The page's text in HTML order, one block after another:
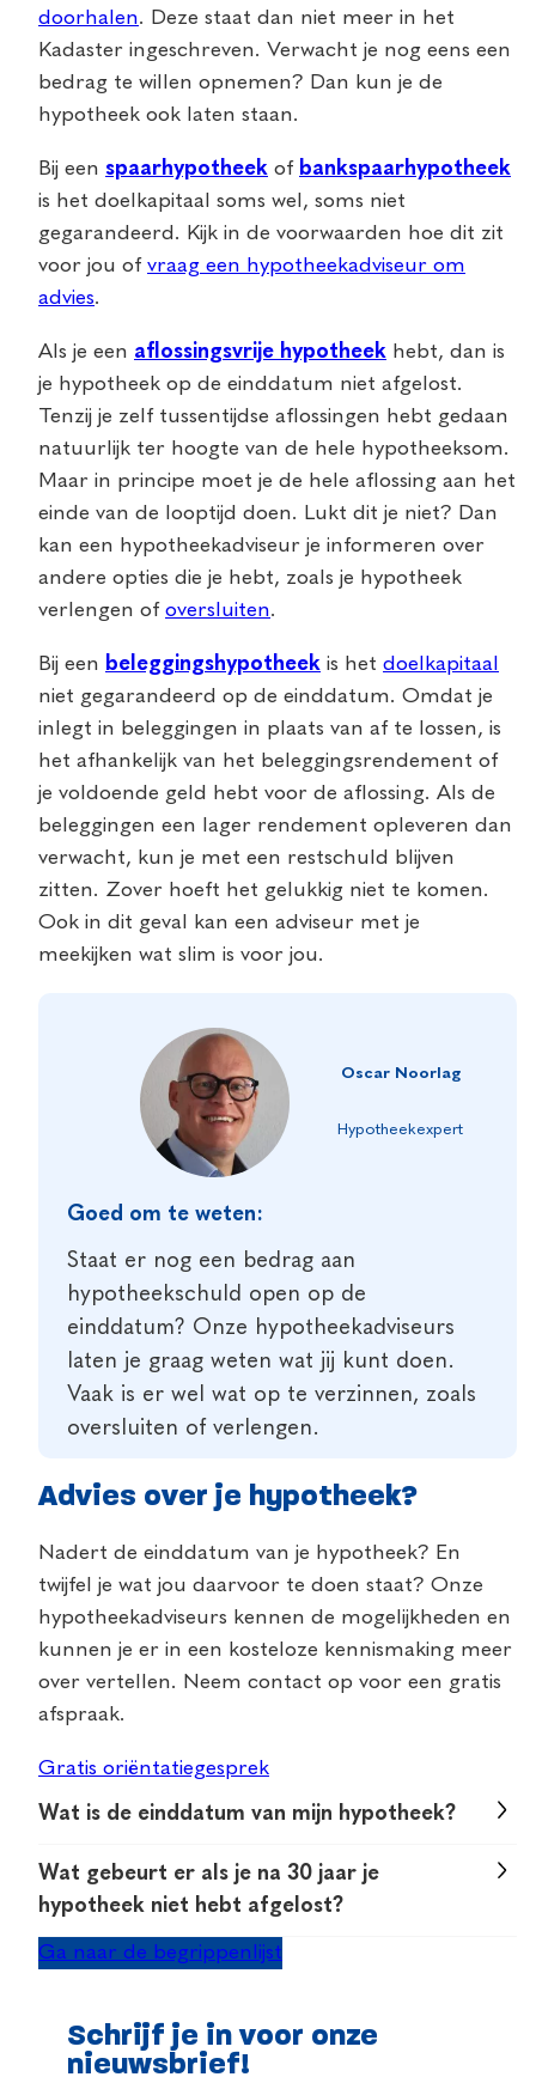
doorhalen. Deze staat dan niet meer in het
Kadaster ingeschreven. Verwacht je nog eens een
bedrag te willen opnemen? Dan kun je de
hypotheek ook laten staan.
Bij een spaarhypotheek of bankspaarhypotheek
is het doelkapitaal soms wel, soms niet
gegarandeerd. Kijk in de voorwaarden hoe dit zit
voor jou of vraag een hypotheekadviseur om
advies.
Als je een aflossingsvrije hypotheek hebt, dan is
je hypotheek op de einddatum niet afgelost.
Tenzij je zelf tussentijdse aflossingen hebt gedaan
natuurlijk ter hoogte van de hele hypotheeksom.
Maar in principe moet je de hele aflossing aan het
einde van de looptijd doen. Lukt dit je niet? Dan
kan een hypotheekadviseur je informeren over
andere opties die je hebt, zoals je hypotheek
verlengen of oversluiten.
Bij een beleggingshypotheek is het doelkapitaal
niet gegarandeerd op de einddatum. Omdat je
inlegt in beleggingen in plaats van af te lossen, is
het afhankelijk van het beleggingsrendement of
je voldoende geld hebt voor de aflossing. Als de
beleggingen een lager rendement opleveren dan
verwacht, kun je met een restschuld blijven
zitten. Zover hoeft het gelukkig niet te komen.
Ook in dit geval kan een adviseur met je
meekijken wat slim is voor jou.
Oscar Noorlag
Hypotheekexpert
Goed om te weten:
Staat er nog een bedrag aan
hypotheekschuld open op de
einddatum? Onze hypotheekadviseurs
laten je graag weten wat jij kunt doen.
Vaak is er wel wat op te verzinnen, zoals
oversluiten of verlengen.
Advies over je hypotheek?
Nadert de einddatum van je hypotheek? En
twijfel je wat jou daarvoor te doen staat? Onze
hypotheekadviseurs kennen de mogelijkheden en
kunnen je er in een kosteloze kennismaking meer
over vertellen. Neem contact op voor een gratis
afspraak.
Gratis oriëntatiegesprek
Wat is de einddatum van mijn hypotheek?
De einddatum van jouw hypotheek vind je terug
in de hypotheekvoorwaarden of in de online
omgeving van je hypotheekaanbieder. Vlak vóór
de einddatum ontvang je altijd een bericht van je
hypotheekaanbieder is verplicht om klanten daar
op tijd over te informeren.
Wat gebeurt er als je na 30 jaar je
hypotheek niet hebt afgelost?
Veel hypotheken hebben een looptijd van 30 jaar.
het mogelijk om je hypotheek te verlengen of om
Ga naar de begrippenlijst
Schrijf je in voor onze
nieuwsbrief!